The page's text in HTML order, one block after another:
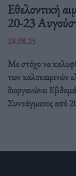
Eθελοντική
20-23
18.08.25
Με στόχο να
των καλοκαιρινών
διοργανώνει
Συντάγματος από